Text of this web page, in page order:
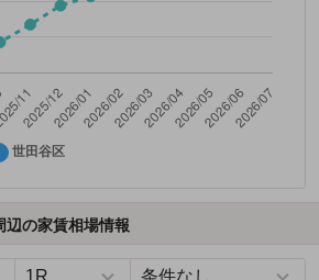
辺の家賃相場情報